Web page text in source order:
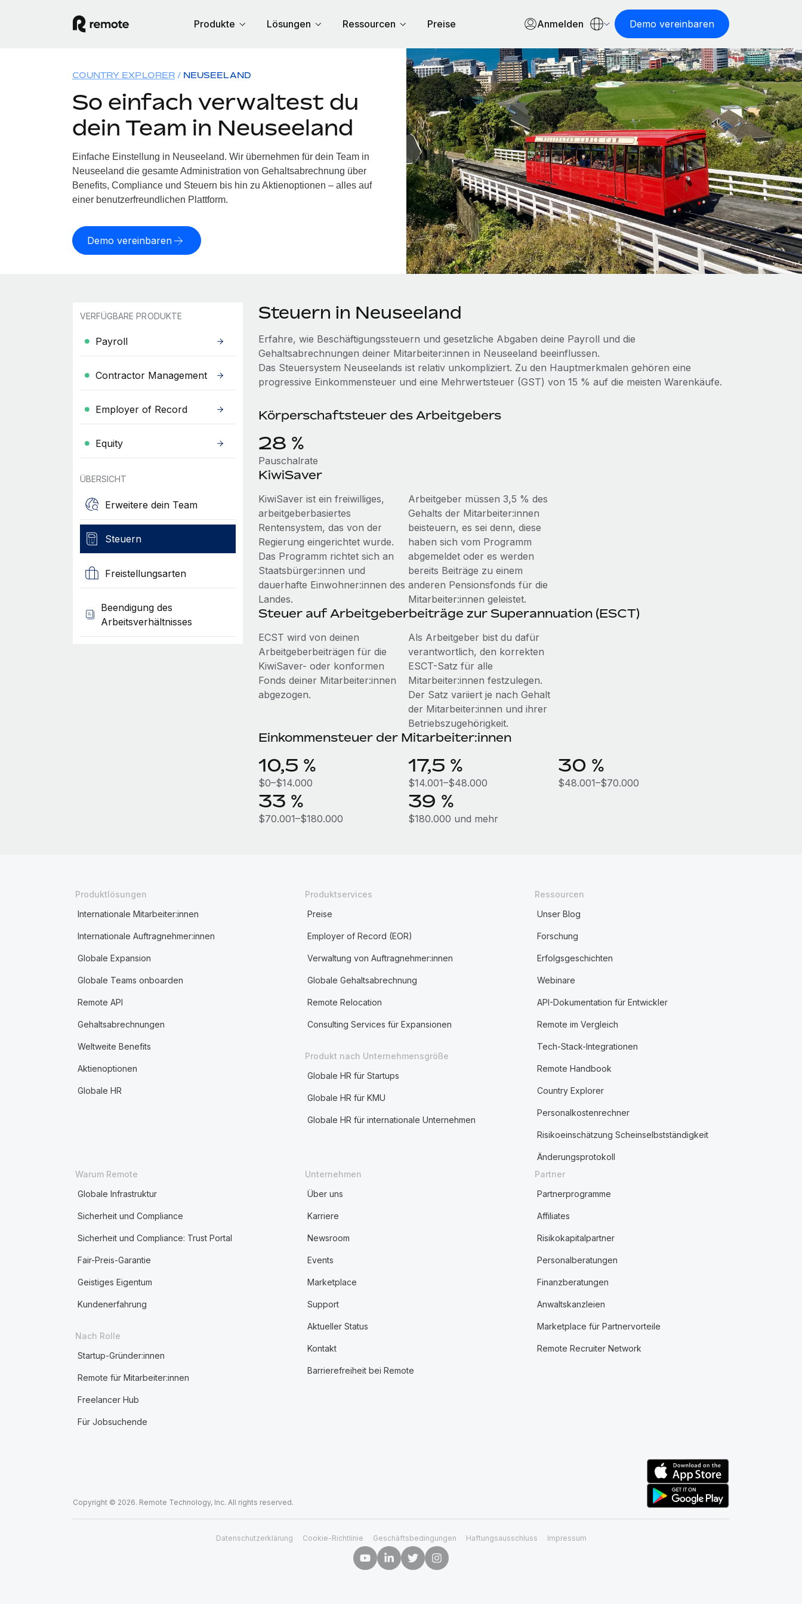
Produkte Lösungen Ressourcen Preise Anmelden Demo vereinbaren
COUNTRY EXPLORER NEUSEELAND
So einfach verwaltest du
dein Team in Neuseeland
Einfache Einstellung in Neuseeland. Wir übernehmen für dein Team in
Neuseeland die gesamte Administration von Gehaltsabrechnung über
Benefits, Compliance und Steuern bis hin zu Aktienoptionen – alles auf
einer benutzerfreundlichen Plattform.
Demo vereinbaren
VERFÜGBARE PRODUKTE
Payroll
Contractor Management
Employer of Record
Equity
ÜBERSICHT
Erweitere dein Team
Steuern
Freistellungsarten
Beendigung des
Arbeitsverhältnisses
Steuern in Neuseeland
Erfahre, wie Beschäftigungssteuern und gesetzliche Abgaben deine Payroll und die
Gehaltsabrechnungen deiner Mitarbeiter:innen in Neuseeland beeinflussen.
Das Steuersystem Neuseelands ist relativ unkompliziert. Zu den Hauptmerkmalen gehören eine
progressive Einkommensteuer und eine Mehrwertsteuer (GST) von 15 % auf die meisten Warenkäufe.
Körperschaftsteuer des Arbeitgebers
28 %
Pauschalrate
KiwiSaver
KiwiSaver ist ein freiwilliges,
arbeitgeberbasiertes
Rentensystem, das von der
Regierung eingerichtet wurde.
Das Programm richtet sich an
Staatsbürger:innen und
dauerhafte Einwohner:innen des
Landes.
Arbeitgeber müssen 3,5 % des
Gehalts der Mitarbeiter:innen
beisteuern, es sei denn, diese
haben sich vom Programm
abgemeldet oder es werden
bereits Beiträge zu einem
anderen Pensionsfonds für die
Mitarbeiter:innen geleistet.
Steuer auf Arbeitgeberbeiträge zur Superannuation (ESCT)
ECST wird von deinen
Arbeitgeberbeiträgen für die
KiwiSaver- oder konformen
Fonds deiner Mitarbeiter:innen
abgezogen.
Als Arbeitgeber bist du dafür
verantwortlich, den korrekten
ESCT-Satz für alle
Mitarbeiter:innen festzulegen.
Der Satz variiert je nach Gehalt
der Mitarbeiter:innen und ihrer
Betriebszugehörigkeit.
Einkommensteuer der Mitarbeiter:innen
10,5 %
$0–$14.000
17,5 %
$14.001–$48.000
30 %
$48.001–$70.000
33 %
$70.001–$180.000
39 %
$180.000 und mehr
Produktlösungen
Internationale Mitarbeiter:innen
Internationale Auftragnehmer:innen
Globale Expansion
Globale Teams onboarden
Remote API
Gehaltsabrechnungen
Weltweite Benefits
Aktienoptionen
Globale HR
Produktservices
Preise
Employer of Record (EOR)
Verwaltung von Auftragnehmer:innen
Globale Gehaltsabrechnung
Remote Relocation
Consulting Services für Expansionen
Produkt nach Unternehmensgröße
Globale HR für Startups
Globale HR für KMU
Globale HR für internationale Unternehmen
Ressourcen
Unser Blog
Forschung
Erfolgsgeschichten
Webinare
API-Dokumentation für Entwickler
Remote im Vergleich
Tech-Stack-Integrationen
Remote Handbook
Country Explorer
Personalkostenrechner
Risikoeinschätzung Scheinselbstständigkeit
Änderungsprotokoll
Warum Remote
Globale Infrastruktur
Sicherheit und Compliance
Sicherheit und Compliance: Trust Portal
Fair-Preis-Garantie
Geistiges Eigentum
Kundenerfahrung
Nach Rolle
Startup-Gründer:innen
Remote für Mitarbeiter:innen
Freelancer Hub
Für Jobsuchende
Unternehmen
Über uns
Karriere
Newsroom
Events
Marketplace
Support
Aktueller Status
Kontakt
Barrierefreiheit bei Remote
Partner
Partnerprogramme
Affiliates
Risikokapitalpartner
Personalberatungen
Finanzberatungen
Anwaltskanzleien
Marketplace für Partnervorteile
Remote Recruiter Network
Copyright © 2026. Remote Technology, Inc. All rights reserved.
Datenschutzerklärung Cookie-Richtlinie Geschäftsbedingungen Haftungsausschluss Impressum